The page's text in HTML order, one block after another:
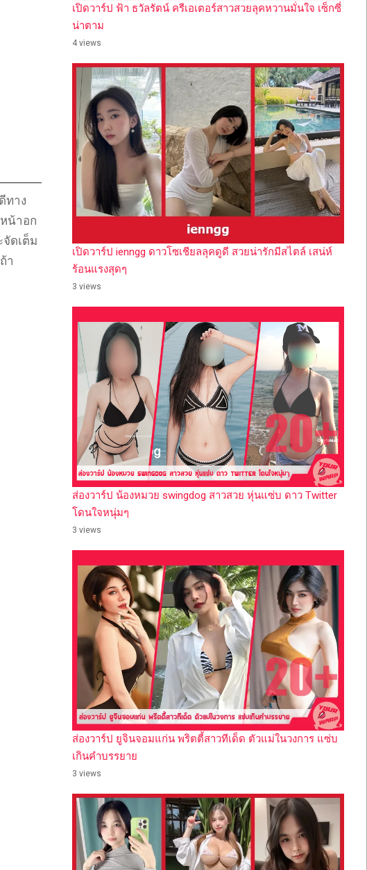
ทาง
น้าอก
ดเต็ม
า
เปิดวาร์ป ฟ้า ธวัลรัตน์ ครีเอเตอร์สาวสวยลุคหวานมั่นใจ เซ็กซี่
น่าตาม
4 views
เปิดวาร์ป ienngg ดาวโซเชียลลุคดูดี สวยน่ารักมีสไตล์ เสน่ห์
ร้อนแรงสุดๆ
3 views
ส่องวาร์ป น้องหมวย swingdog สาวสวย หุ่นแซ่บ ดาว Twitter
โดนใจหนุ่มๆ
3 views
ส่องวาร์ป ยูจินจอมแก่น พริตตี้สาวทีเด็ด ตัวแม่ในวงการ แซ่บ
เกินคำบรรยาย
3 views